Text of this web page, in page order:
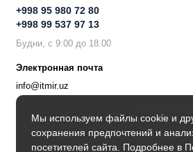
Мы используем файлы cookie и
сохранения предпочтений и
посетителей сайта. Подробнее в
+998 95 980 72 80
+998 99 537 97 13
Будни, с 9:00 до 18.00
Электронная почта
info@itmir.uz
Поддержка в мессенджере
Будьте в курсе наших новостей!